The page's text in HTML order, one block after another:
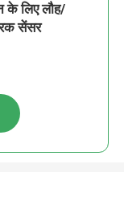
के लिए लौह/
सेंसर